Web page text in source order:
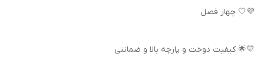
💜🤍 چهار فصل
💛🌟 کیفیت دوخت و پارچه بالا و ضمانتی